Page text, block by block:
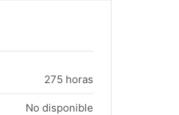
275 horas
No disponible